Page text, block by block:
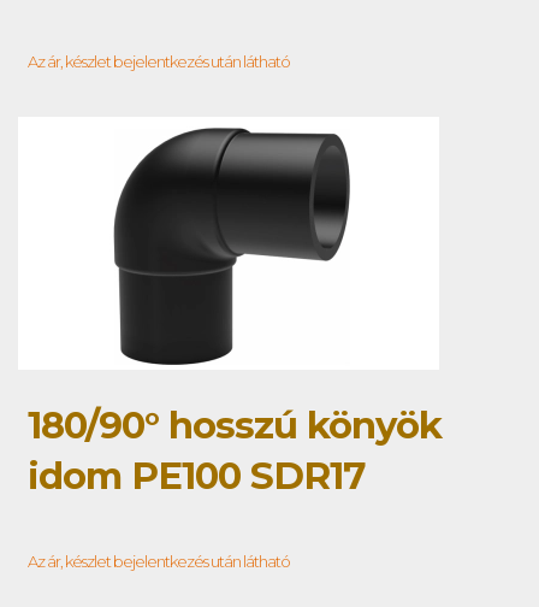
Az ár, készlet bejelentkezés után látható
180/90° hosszú könyök
idom PE100 SDR17
Az ár, készlet bejelentkezés után látható